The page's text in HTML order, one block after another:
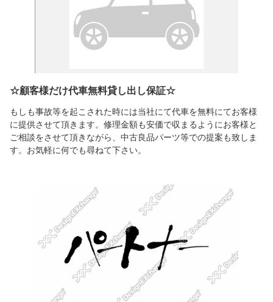
☆顧客様だけ代車無料貸し出し保証☆
もしも事故等を起こされた時には当社にて代車を無料にてお客様
に提供させて頂きます。修理金額も安価で収まるようにお客様と
ご相談をさせて頂きながら、中古良品パーツ等での提案も致しま
す。お気軽に何でも尋ねて下さい。